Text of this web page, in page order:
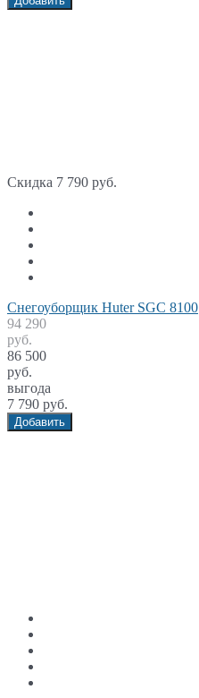
Скидка 7 790 руб.
Снегоуборщик Huter SGC 8100
94 290
руб.
86 500
руб.
выгода
7 790 руб.
Добавить